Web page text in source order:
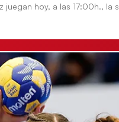
juegan hoy, a las 17:00h., la